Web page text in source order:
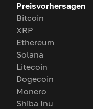
Preisvorhersagen
Bitcoin
XRP
Ethereum
Solana
Litecoin
Dogecoin
Monero
Shiba Inu